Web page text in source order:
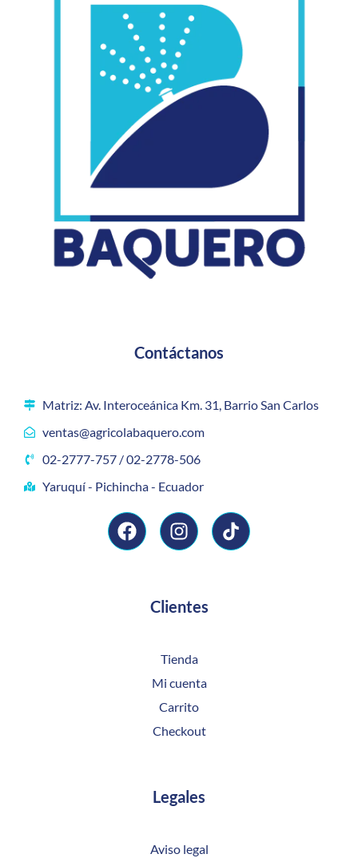
Contáctanos
Matriz: Av. Interoceánica Km. 31, Barrio San Carlos
ventas@agricolabaquero.com
02-2777-757 / 02-2778-506
Yaruquí - Pichincha - Ecuador
Clientes
Tienda
Mi cuenta
Carrito
Checkout
Legales
Aviso legal